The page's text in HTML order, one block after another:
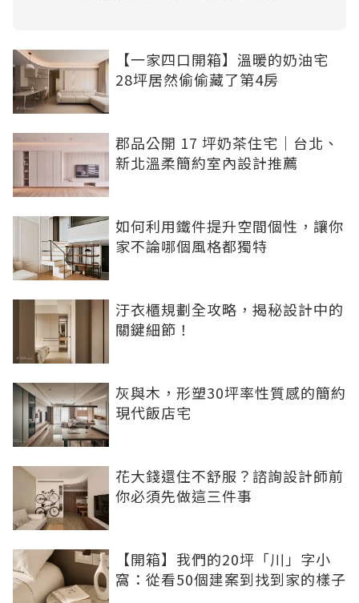
【一家四口開箱】溫暖的奶油宅
28坪居然偷偷藏了第4房
郡品公開 17 坪奶茶住宅｜台北、
新北溫柔簡約室內設計推薦
如何利用鐵件提升空間個性，讓你
家不論哪個風格都獨特
汙衣櫃規劃全攻略，揭秘設計中的
關鍵細節！
灰與木，形塑30坪率性質感的簡約
現代飯店宅
花大錢還住不舒服？諮詢設計師前
你必須先做這三件事
【開箱】我們的20坪「川」字小
窩：從看50個建案到找到家的樣子